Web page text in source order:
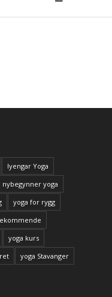
Iyengar Yoga
nybegynner yoga
yoga for rygg
yoga kurs
yoga Stavanger